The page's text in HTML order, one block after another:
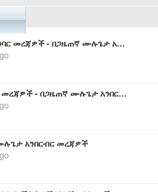
ልዩ ልዩ የግንባር መረጃዎች - በጋዜጠኛ ሙሉጌታ አንበርብር
ልዩ የግንባር መረጃዎች - በጋዜጠኛ ሙሉጌታ አንበርብር
አንበርብር መረጃዎች